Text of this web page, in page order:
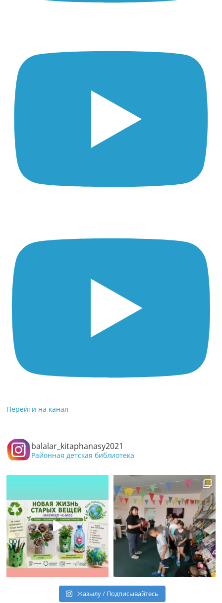
Перейти на канал
balalar_kitaphanasy2021
Районная детская библиотека
Жазылу / Подписывайтесь